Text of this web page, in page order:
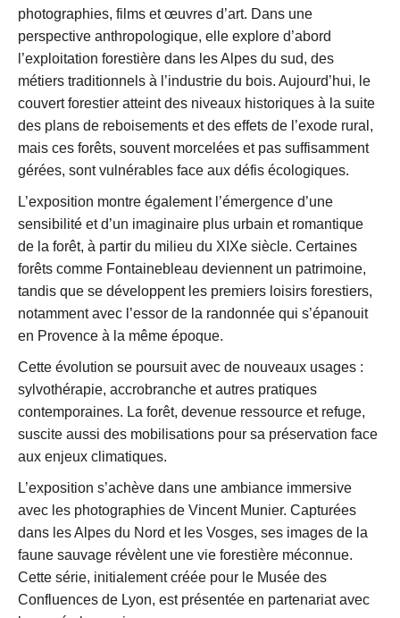
photographies, films et œuvres d’art. Dans une
perspective anthropologique, elle explore d’abord
l’exploitation forestière dans les Alpes du sud, des
métiers traditionnels à l’industrie du bois. Aujourd’hui, le
couvert forestier atteint des niveaux historiques à la suite
des plans de reboisements et des effets de l’exode rural,
mais ces forêts, souvent morcelées et pas suffisamment
gérées, sont vulnérables face aux défis écologiques.
L’exposition montre également l’émergence d’une
sensibilité et d’un imaginaire plus urbain et romantique
de la forêt, à partir du milieu du XIXe siècle. Certaines
forêts comme Fontainebleau deviennent un patrimoine,
tandis que se développent les premiers loisirs forestiers,
notamment avec l’essor de la randonnée qui s’épanouit
en Provence à la même époque.
Cette évolution se poursuit avec de nouveaux usages :
sylvothérapie, accrobranche et autres pratiques
contemporaines. La forêt, devenue ressource et refuge,
suscite aussi des mobilisations pour sa préservation face
aux enjeux climatiques.
L’exposition s’achève dans une ambiance immersive
avec les photographies de Vincent Munier. Capturées
dans les Alpes du Nord et les Vosges, ses images de la
faune sauvage révèlent une vie forestière méconnue.
Cette série, initialement créée pour le Musée des
Confluences de Lyon, est présentée en partenariat avec